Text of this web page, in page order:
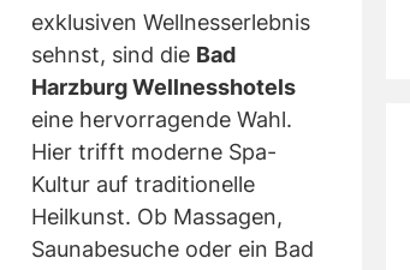
exklusiven Wellnesserlebnis
sehnst, sind die Bad
Harzburg Wellnesshotels
eine hervorragende Wahl.
Hier trifft moderne Spa-
Kultur auf traditionelle
Heilkunst. Ob Massagen,
Saunabesuche oder ein Bad